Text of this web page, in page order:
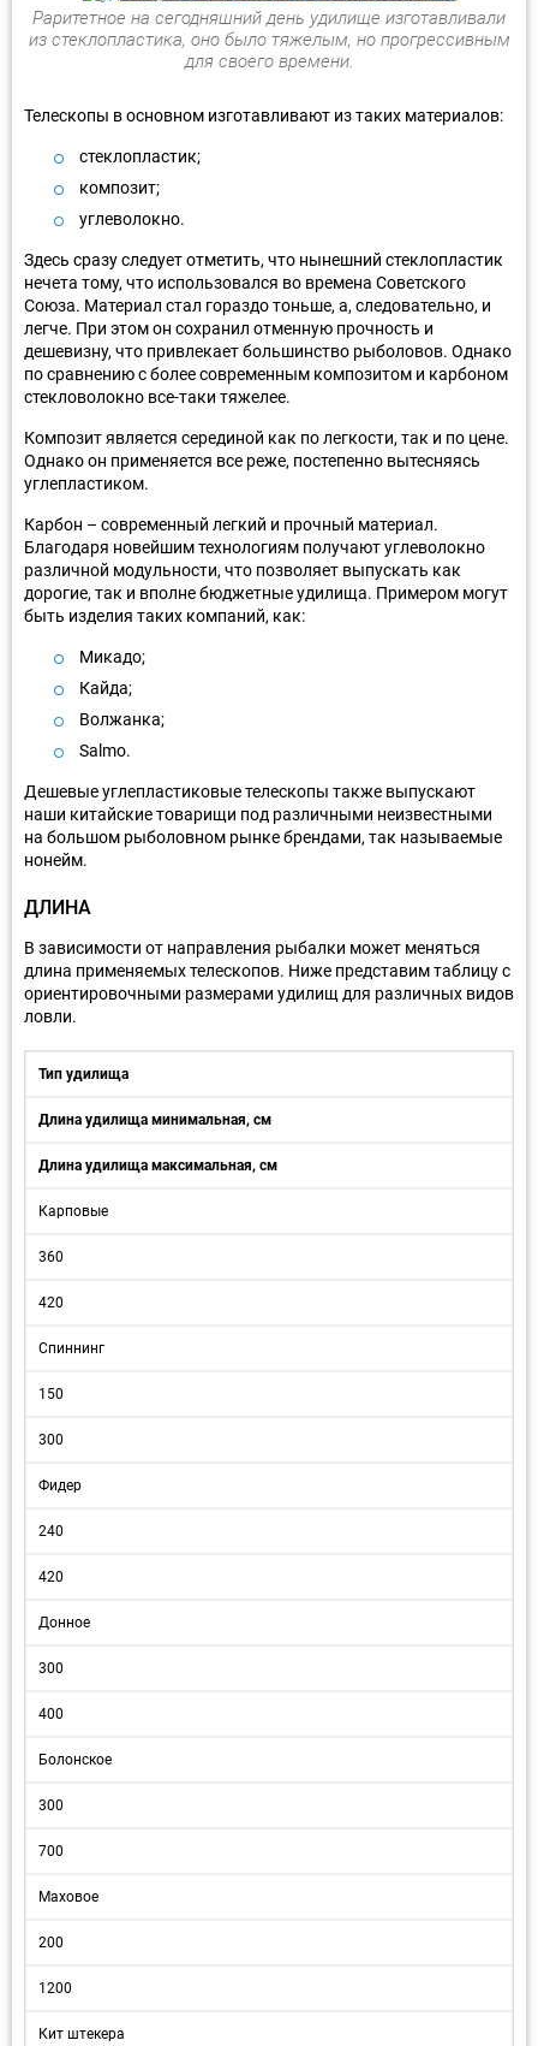
Раритетное на сегодняшний день удилище изготавливали
из стеклопластика, оно было тяжелым, но прогрессивным
для своего времени.
Телескопы в основном изготавливают из таких материалов:
стеклопластик;
композит;
углеволокно.
Здесь сразу следует отметить, что нынешний стеклопластик
нечета тому, что использовался во времена Советского
Союза. Материал стал гораздо тоньше, а, следовательно, и
легче. При этом он сохранил отменную прочность и
дешевизну, что привлекает большинство рыболовов. Однако
по сравнению с более современным композитом и карбоном
стекловолокно все-таки тяжелее.
Композит является серединой как по легкости, так и по цене.
Однако он применяется все реже, постепенно вытесняясь
углепластиком.
Карбон – современный легкий и прочный материал.
Благодаря новейшим технологиям получают углеволокно
различной модульности, что позволяет выпускать как
дорогие, так и вполне бюджетные удилища. Примером могут
быть изделия таких компаний, как:
Микадо;
Кайда;
Волжанка;
Salmo.
Дешевые углепластиковые телескопы также выпускают
наши китайские товарищи под различными неизвестными
на большом рыболовном рынке брендами, так называемые
нонейм.
ДЛИНА
В зависимости от направления рыбалки может меняться
длина применяемых телескопов. Ниже представим таблицу с
ориентировочными размерами удилищ для различных видов
ловли.
Тип удилища
Длина удилища минимальная, см
Длина удилища максимальная, см
Карповые
360
420
Спиннинг
150
300
Фидер
240
420
Донное
300
400
Болонское
300
700
Маховое
200
1200
Кит штекера